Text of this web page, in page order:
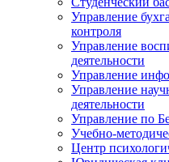
Управление
контроля
Управление
деятельности
Управление
Управление
деятельности
Управление по
Учебно-
Центр